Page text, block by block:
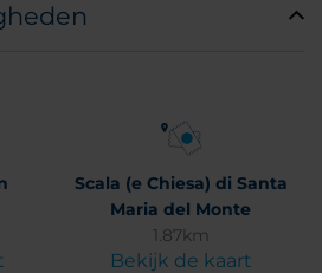
Scala (e Chiesa) di Santa
Maria del Monte
1.87km
Bekijk de kaart